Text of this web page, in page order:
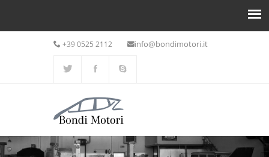
+39 0525 2112 info@bondimotori.it